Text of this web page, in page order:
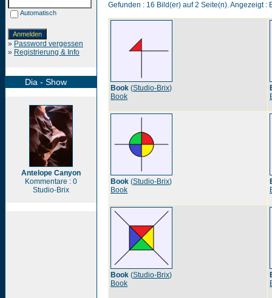
Automatisch
» Password vergessen
» Registrierung & Info
Dia - Show
Antelope Canyon
Kommentare : 0
Studio-Brix
Gefunden : 16 Bild(er) auf 2 Seite(n). Angezeigt :
Book (Studio-Brix)
Book
Book (Studio-Brix)
Book
Book (Studio-Brix)
Book